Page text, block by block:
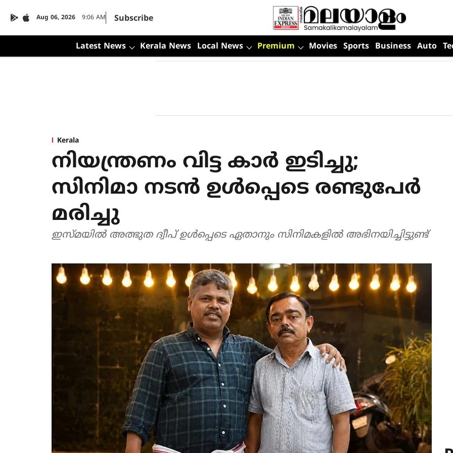
Aug 06, 2026 9:06 AM Subscribe
Latest News Kerala News Local News Premium Movies Sports Business Auto
Kerala
നിയന്ത്രണം വിട്ട കാര്‍ ഇടിച്ചു;
സിനിമാ നടന്‍ ഉള്‍പ്പെടെ രണ്ടുപേര്‍
മരിച്ചു
ഇസ്മയില്‍ അത്ഭുത ദ്വീപ് ഉള്‍പ്പെടെ ഏതാനും സിനിമകളില്‍ അഭിനയിച്ചിട്ടുണ്ട്